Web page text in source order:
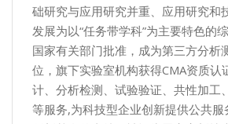
础研究与应用研究并重、应用研究和
发展为以“任务带学科”为主要特色的
国家有关部门批准，成为第三方分析
位，旗下实验室机构获得CMA资质认
计、分析检测、试验验证、共性加工
等服务,为科技型企业创新提供公共